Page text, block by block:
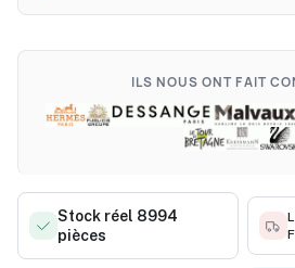
ILS NOUS ONT FAIT
Stock réel 8994
pièces